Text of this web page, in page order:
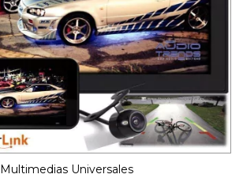
Multimedias Universales